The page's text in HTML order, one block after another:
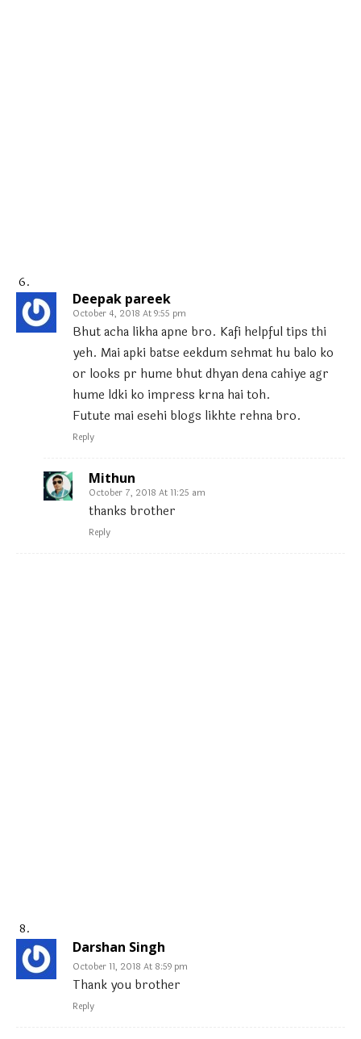
Deepak pareek
October 4, 2018 At 9:55 pm
Bhut acha likha apne bro. Kafi helpful tips thi
yeh. Mai apki batse eekdum sehmat hu balo ko
or looks pr hume bhut dhyan dena cahiye agr
hume ldki ko impress krna hai toh.
Futute mai esehi blogs likhte rehna bro.
Reply
Mithun
October 7, 2018 At 11:25 am
thanks brother
Reply
Darshan Singh
October 11, 2018 At 8:59 pm
Thank you brother
Reply